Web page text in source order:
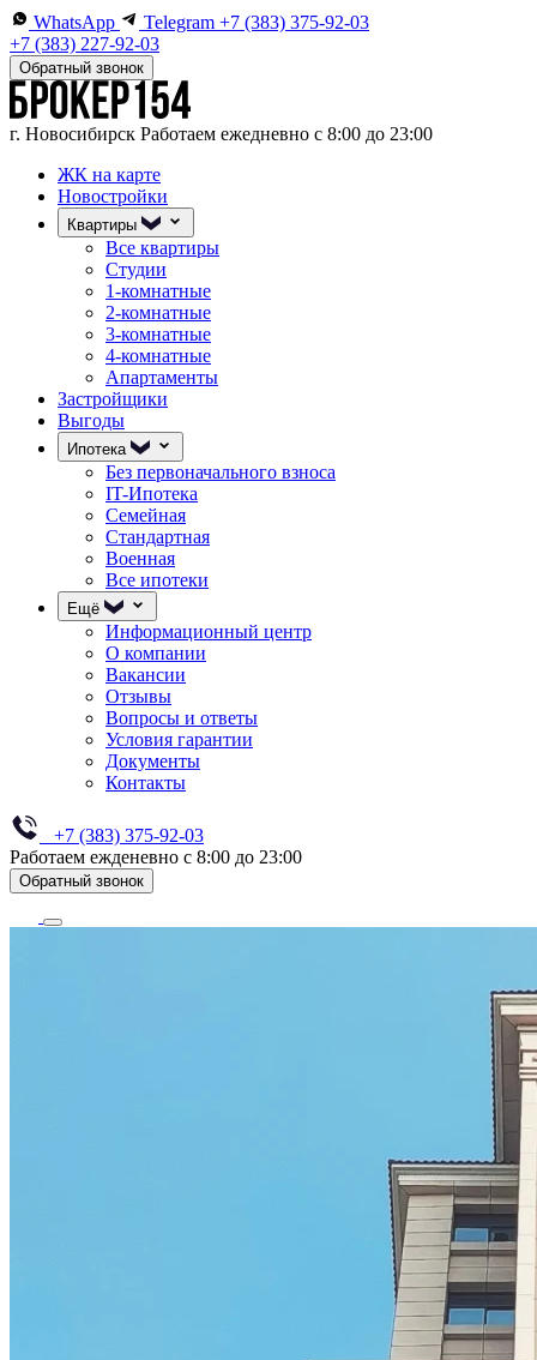
WhatsApp Telegram +7 (383) 375-92-03
+7 (383) 227-92-03
Обратный звонок
г. Новосибирск Работаем ежедневно с 8:00 до 23:00
ЖК на карте
Новостройки
Квартиры
Все квартиры
Студии
1-комнатные
2-комнатные
3-комнатные
4-комнатные
Апартаменты
Застройщики
Выгоды
Ипотека
Без первоначального взноса
IT-Ипотека
Семейная
Стандартная
Военная
Все ипотеки
Ещё
Информационный центр
О компании
Вакансии
Отзывы
Вопросы и ответы
Условия гарантии
Документы
Контакты
+7 (383) 375-92-03
Работаем ежденевно с 8:00 до 23:00
Обратный звонок